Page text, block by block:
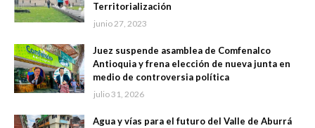
Territorialización
junio 27, 2023
Juez suspende asamblea de Comfenalco
Antioquia y frena elección de nueva junta en
medio de controversia política
julio 31, 2026
Agua y vías para el futuro del Valle de Aburrá